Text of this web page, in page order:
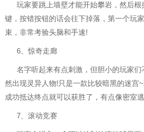
玩家要跳上墙壁才能开始攀岩，然后
键，按错按钮的话会往下掉落，第一个玩
束，非常考验头脑和手速!
6、惊奇走廊
名字听起来有点刺激，但胆小的玩家
然出现灵异人物!只是一款比较暗黑的迷宫
成功抵达终点就可以获胜了，有点像密室逃
7、滚动竞赛